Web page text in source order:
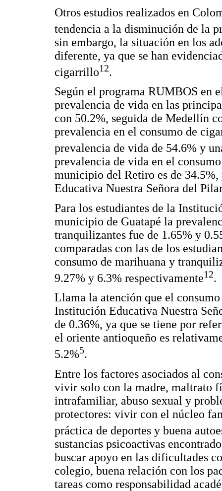
Otros estudios realizados en
tendencia a la disminución de la
sin embargo, la situación en los
diferente, ya que se han
cigarrillo12.
Según el programa RUMBOS en
prevalencia de vida en las
con 50.2%, seguida de Medellín
prevalencia en el consumo de
prevalencia de vida de 54.6% y
prevalencia de vida en el
municipio del Retiro es de
Educativa Nuestra Señora del
Para los estudiantes de la
municipio de Guatapé la
tranquilizantes fue de 1.65% y
comparadas con las de los
consumo de marihuana y
9.27% y 6.3% respectivamente12.
Llama la atención que el
Institución Educativa Nuestra
de 0.36%, ya que se tiene por
el oriente antioqueño es
5.2%5.
Entre los factores asociados al
vivir solo con la madre, maltrato
intrafamiliar, abuso sexual y
protectores: vivir con el núcleo
práctica de deportes y buena
sustancias psicoactivas
buscar apoyo en las dificultades
colegio, buena relación con los
tareas como responsabilidad